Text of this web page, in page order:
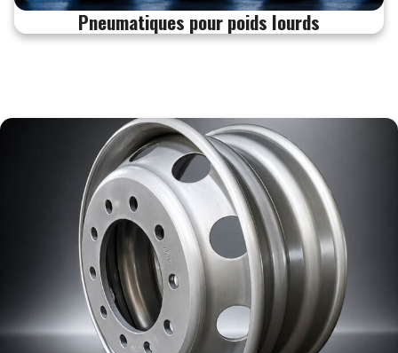
Pneumatiques pour poids lourds